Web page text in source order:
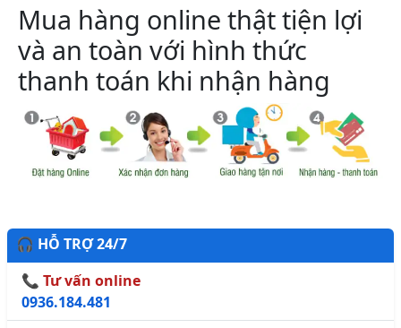
Mua hàng online thật tiện lợi
và an toàn với hình thức
thanh toán khi nhận hàng
🎧 HỖ TRỢ 24/7
📞 Tư vấn online
0936.184.481